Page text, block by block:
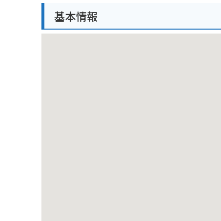
に限りがあるので、公共交通機関の利用がおすすめ
基本情報